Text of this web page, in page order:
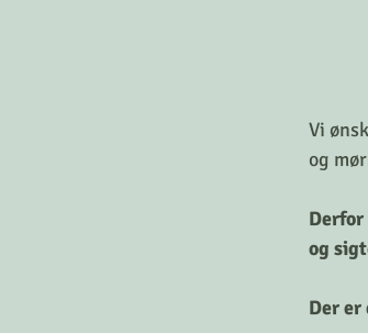
Vi
og
og
Der